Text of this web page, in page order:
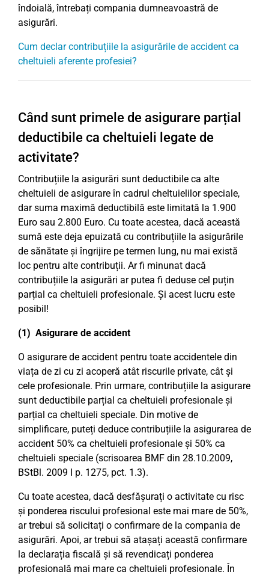
îndoială, întrebați compania dumneavoastră de
asigurări.
Cum declar contribuțiile la asigurările de accident ca
cheltuieli aferente profesiei?
Când sunt primele de asigurare parțial
deductibile ca cheltuieli legate de
activitate?
Contribuțiile la asigurări sunt deductibile ca alte
cheltuieli de asigurare în cadrul cheltuielilor speciale,
dar suma maximă deductibilă este limitată la 1.900
Euro sau 2.800 Euro. Cu toate acestea, dacă această
sumă este deja epuizată cu contribuțiile la asigurările
de sănătate și îngrijire pe termen lung, nu mai există
loc pentru alte contribuții. Ar fi minunat dacă
contribuțiile la asigurări ar putea fi deduse cel puțin
parțial ca cheltuieli profesionale. Și acest lucru este
posibil!
(1) Asigurare de accident
O asigurare de accident pentru toate accidentele din
viața de zi cu zi acoperă atât riscurile private, cât și
cele profesionale. Prin urmare, contribuțiile la asigurare
sunt deductibile parțial ca cheltuieli profesionale și
parțial ca cheltuieli speciale. Din motive de
simplificare, puteți deduce contribuțiile la asigurarea de
accident 50% ca cheltuieli profesionale și 50% ca
cheltuieli speciale (scrisoarea BMF din 28.10.2009,
BStBl. 2009 I p. 1275, pct. 1.3).
Cu toate acestea, dacă desfășurați o activitate cu risc
și ponderea riscului profesional este mai mare de 50%,
ar trebui să solicitați o confirmare de la compania de
asigurări. Apoi, ar trebui să atașați această confirmare
la declarația fiscală și să revendicați ponderea
profesională mai mare ca cheltuieli profesionale. În